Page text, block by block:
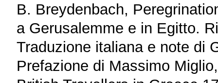
B. Breydenbach,
a Gerusalemme e in Egitto.
Traduzione italiana e note di
Prefazione di Massimo